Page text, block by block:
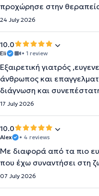
προχώρησε στην
24 July 2026
10.0
Eli • 1 review
Εξαιρετική γιατρός
άνθρωπος και
διάγνωση και
17 July 2026
10.0
Alex • 4 reviews
Με διαφορά από τα πιο
που έχω συναντήσει στη
07 July 2026